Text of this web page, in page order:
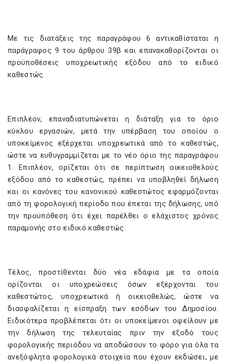
Με τις διατάξεις της παραγράφου 6 αντικαθίσταται η
παράγραφος 9 του άρθρου 39β και επανακαθορίζονται οι
προϋποθέσεις υποχρεωτικής εξόδου από το ειδικό
καθεστώς.
Επιπλέον, επαναδιατυπώνεται η διάταξη για το όριο
κύκλου εργασιών, μετά την υπέρβαση του οποίου ο
υποκείμενος εξέρχεται υποχρεωτικά από το καθεστώς,
ώστε να ευθυγραμμίζεται με το νέο όριο της παραγράφου
1. Επιπλέον, ορίζεται ότι σε περίπτωση οικειοθελούς
εξόδου από το καθεστώς, πρέπει να υποβληθεί δήλωση
και οι κανόνες του κανονικού καθεστώτος εφαρμόζονται
από τη φορολογική περίοδο που έπεται της δήλωσης, υπό
την προϋπόθεση ότι έχει παρέλθει ο ελάχιστος χρόνος
παραμονής στο ειδικό καθεστώς.
Τέλος, προστίθενται δύο νέα εδάφια με τα οποία
ορίζονται οι υποχρεώσεις όσων εξέρχονται του
καθεστώτος, υποχρεωτικά ή οικειοθελώς, ώστε να
διασφαλίζεται η είσπραξη των εσόδων του Δημοσίου.
Ειδικότερα προβλέπεται ότι οι υποκείμενοι οφείλουν με
την δήλωση της τελευταίας πριν την έξοδό τους
φορολογικής περιόδου να αποδώσουν το φόρο για όλα τα
ανεξόφλητα φορολογικά στοιχεία που έχουν εκδώσει, με